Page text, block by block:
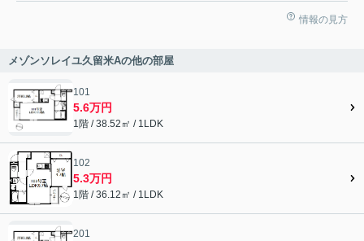
情報の見方
メゾンソレイユ久留米Aの他の部屋
101
5.6万円
1階 / 38.52㎡ / 1LDK
102
5.3万円
1階 / 36.12㎡ / 1LDK
201